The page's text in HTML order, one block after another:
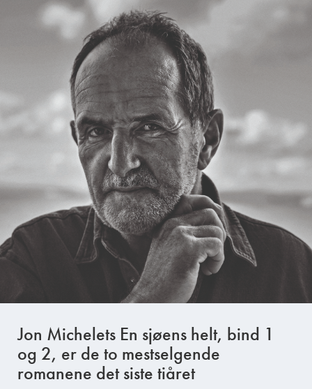
Jon Michelets En sjøens helt, bind 1
og 2, er de to mestselgende
romanene det siste tiåret